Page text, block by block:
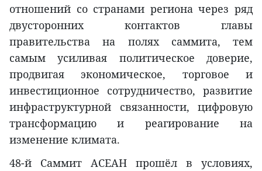
отношений со странами региона через ряд
двусторонних контактов главы
правительства на полях саммита, тем
самым усиливая политическое доверие,
продвигая экономическое, торговое и
инвестиционное сотрудничество, развитие
инфраструктурной связанности, цифровую
трансформацию и реагирование на
изменение климата.
48-й Саммит АСЕАН прошёл в условиях,